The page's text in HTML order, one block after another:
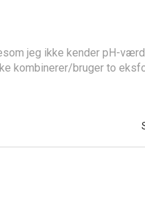
jeg ikke kender pH-
kombinerer/bruger to